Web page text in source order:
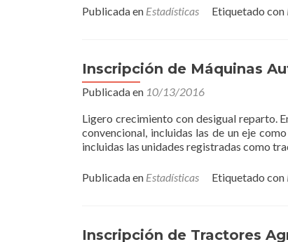
about
Inscripción
Máquinas
Remolcadas
y
Agrícolas
Septiembre
2016
Publicada en Estadísticas Etiquetado con
Inscripción de Máquinas
Publicada en 10/13/2016
Ligero crecimiento con desigual reparto.
convencional, incluidas las de un eje
incluidas las unidades registradas como
Publicada en Estadísticas Etiquetado con
Inscripción de Tractores